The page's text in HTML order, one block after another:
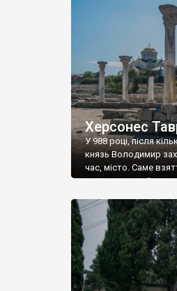
візантійської доби.
культурної
Офіційно – на
влада в Україні
Херсонес
У 988 році, після
князь Володимир
час, місто. Саме
диктувати свої
Херсонесі
християнином. А
Херсонесу